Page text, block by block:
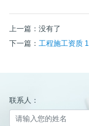
上一篇：没有了
下一篇： 工程施工资质 1
联系人：